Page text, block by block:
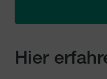
Hier